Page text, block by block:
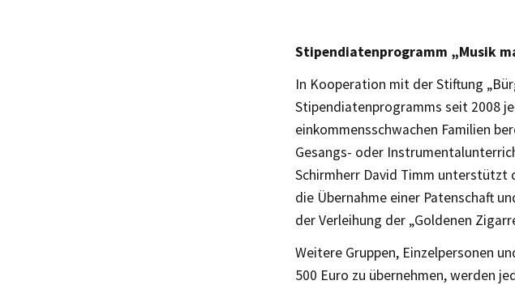
Stipendiatenprogramm „Musik
In Kooperation mit der Stiftung
Stipendiatenprogramms seit 2008
einkommensschwachen Familien
Gesangs- oder
Schirmherr David Timm unterstützt
die Übernahme einer Patenschaft
der Verleihung der „Goldenen
Weitere Gruppen, Einzelpersonen
500 Euro zu übernehmen, werden